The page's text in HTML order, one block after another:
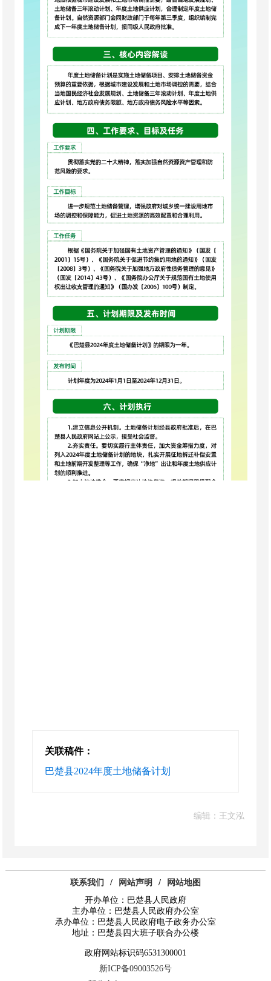
关联稿件：
巴楚县2024年度土地储备计划
编辑：王文泓
联系我们 / 网站声明 /
网站地图
开办单位：巴楚县人民政府
主办单位：巴楚县人民政府办公室
承办单位：巴楚县人民政府电子政务办公室
地址：巴楚县四大班子联合办公楼
政府网站标识码6531300001
新ICP备09003526号